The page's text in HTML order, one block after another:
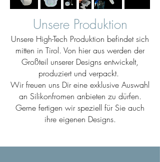
Unsere Produktion
Unsere High-Tech Produktion befindet sich
mitten in Tirol. Von hier aus werden der
Großteil unserer Designs entwickelt,
produziert und verpackt.
Wir freuen uns Dir eine exklusive Auswahl
an Silikonfromen anbieten zu dürfen.
Gerne fertigen wir speziell für Sie auch
ihre eigenen Designs.